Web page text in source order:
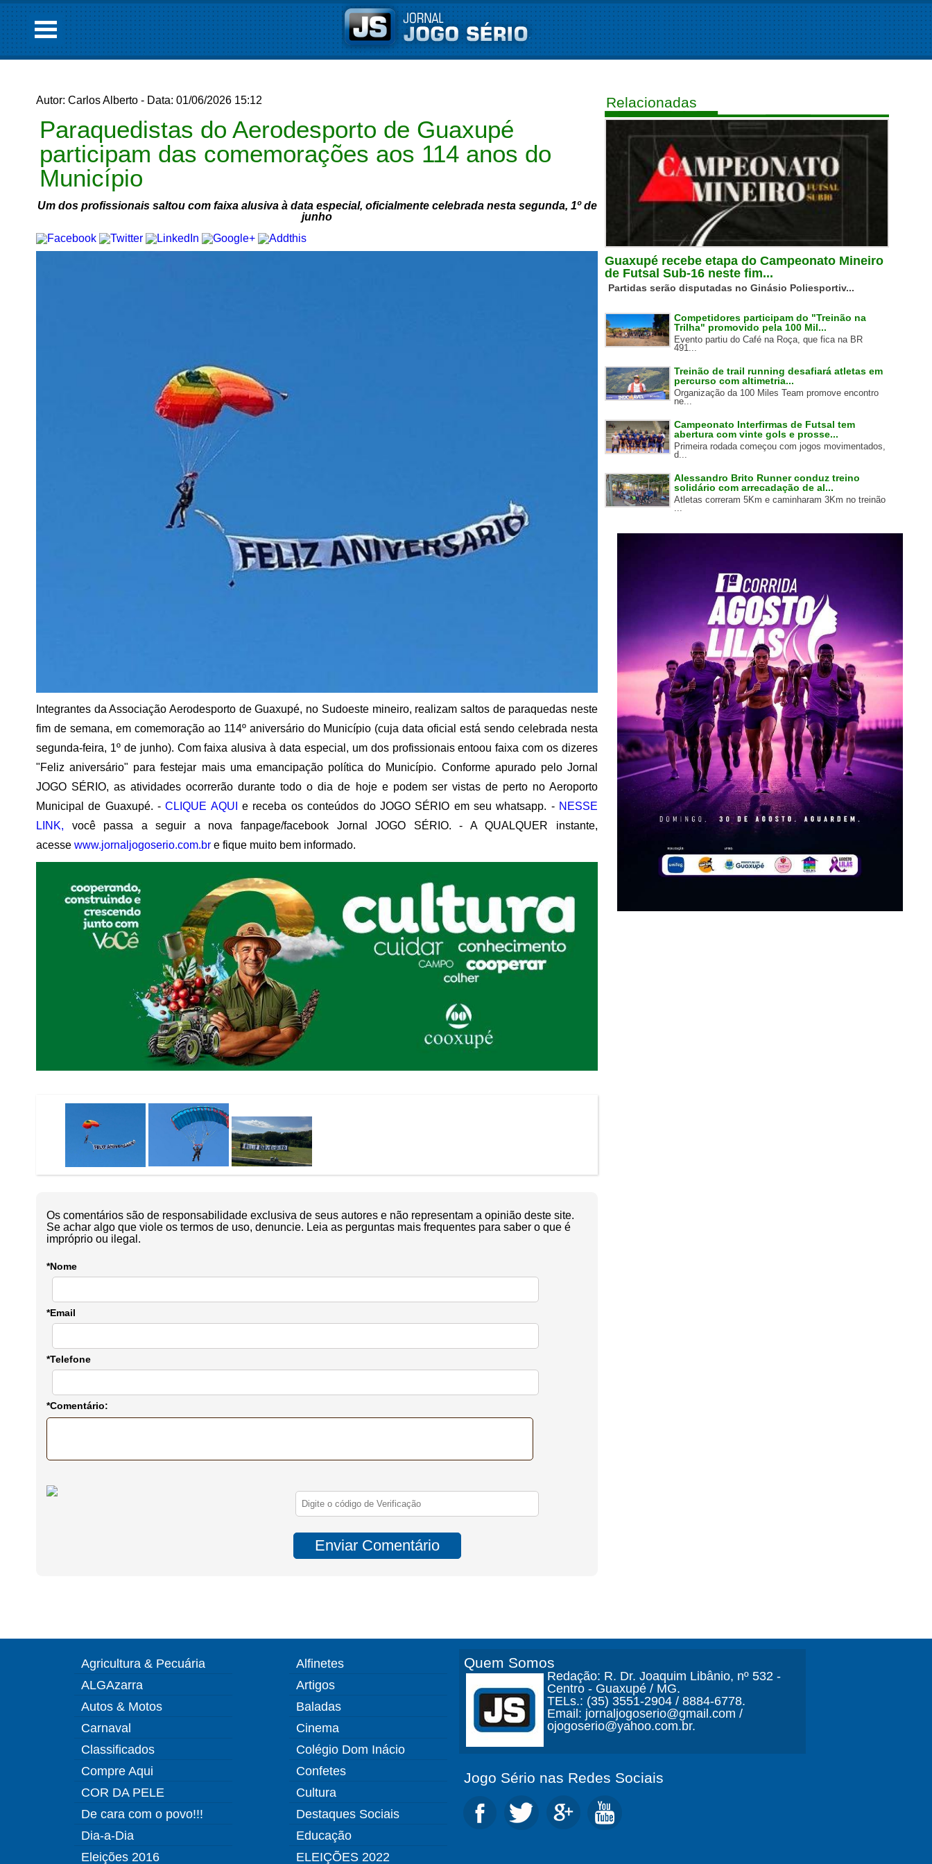
Autor: Carlos Alberto - Data: 01/06/2026 15:12
Paraquedistas do Aerodesporto de Guaxupé
participam das comemorações aos 114 anos do
Município
Um dos profissionais saltou com faixa alusiva à data especial, oficialmente celebrada nesta segunda, 1º de
junho
Integrantes da Associação Aerodesporto de Guaxupé, no Sudoeste mineiro, realizam saltos de paraquedas neste
fim de semana, em comemoração ao 114º aniversário do Município (cuja data oficial está sendo celebrada nesta
segunda-feira, 1º de junho). Com faixa alusiva à data especial, um dos profissionais entoou faixa com os dizeres
"Feliz aniversário" para festejar mais uma emancipação política do Município. Conforme apurado pelo Jornal
JOGO SÉRIO, as atividades ocorrerão durante todo o dia de hoje e podem ser vistas de perto no Aeroporto
Municipal de Guaxupé. -CLIQUE AQUI e receba os conteúdos do JOGO SÉRIO em seu whatsapp. - NESSE
LINK, você passa a seguir a nova fanpage/facebook Jornal JOGO SÉRIO. - A QUALQUER instante,
acesse www.jornaljogoserio.com.br e fique muito bem informado.
Os comentários são de responsabilidade exclusiva de seus autores e não representam a opinião deste site.
Se achar algo que viole os termos de uso, denuncie. Leia as perguntas mais frequentes para saber o que é
impróprio ou ilegal.
*Nome
*Email
*Telefone
*Comentário:
Relacionadas
Guaxupé recebe etapa do Campeonato Mineiro
de Futsal Sub-16 neste fim...
Partidas serão disputadas no Ginásio Poliesportiv...
Competidores participam do "Treinão na
Trilha" promovido pela 100 Mil...
Evento partiu do Café na Roça, que fica na BR
491...
Treinão de trail running desafiará atletas em
percurso com altimetria...
Organização da 100 Miles Team promove encontro
ne...
Campeonato Interfirmas de Futsal tem
abertura com vinte gols e prosse...
Primeira rodada começou com jogos movimentados,
d...
Alessandro Brito Runner conduz treino
solidário com arrecadação de al...
Atletas correram 5Km e caminharam 3Km no treinão
...
Agricultura & Pecuária
ALGAzarra
Autos & Motos
Carnaval
Classificados
Compre Aqui
COR DA PELE
De cara com o povo!!!
Dia-a-Dia
Eleições 2016
Alfinetes
Artigos
Baladas
Cinema
Colégio Dom Inácio
Confetes
Cultura
Destaques Sociais
Educação
ELEIÇÕES 2022
Quem Somos
Redação: R. Dr. Joaquim Libânio, nº 532 -
Centro - Guaxupé / MG.
TELs.: (35) 3551-2904 / 8884-6778.
Email: jornaljogoserio@gmail.com /
ojogoserio@yahoo.com.br.
Jogo Sério nas Redes Sociais